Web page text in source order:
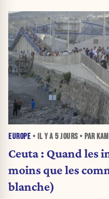
EUROPE • IL Y A 5 JOURS• PAR
Ceuta : Quand les
moins que les
blanche)